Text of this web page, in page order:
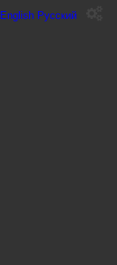
English Русский